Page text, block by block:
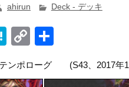
ahirun Deck - デッキ
H
e
C
p
テンポローグ (S43、2017年